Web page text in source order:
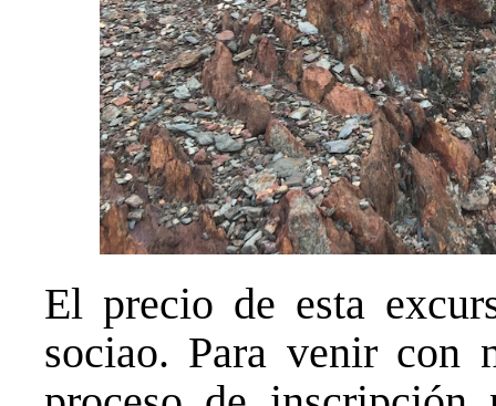
El precio de esta
sociao. Para venir con